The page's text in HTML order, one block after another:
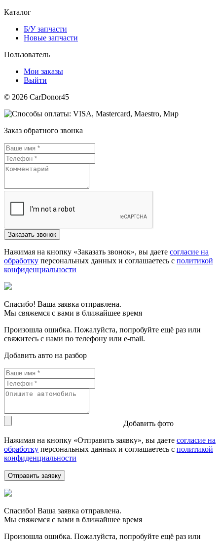
Каталог
Б/У запчасти
Новые запчасти
Пользователь
Мои заказы
Выйти
© 2026 CarDonor45
Заказ обратного звонка
Нажимая на кнопку «Заказать звонок», вы даете согласие на
обработку персональных данных и соглашаетесь c политикой
конфиденциальности
Спасибо! Ваша заявка отправлена.
Мы свяжемся с вами в ближайшее время
Произошла ошибка. Пожалуйста, попробуйте ещё раз или
свяжитесь с нами по телефону или e-mail.
Добавить авто на разбор
Добавить фото
Нажимая на кнопку «Отправить заявку», вы даете согласие на
обработку персональных данных и соглашаетесь c политикой
конфиденциальности
Спасибо! Ваша заявка отправлена.
Мы свяжемся с вами в ближайшее время
Произошла ошибка. Пожалуйста, попробуйте ещё раз или